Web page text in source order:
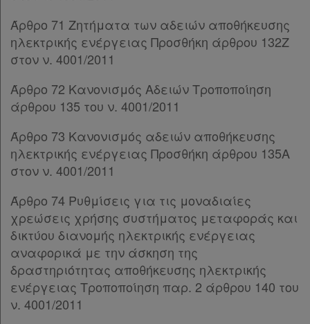
Άρθρο 34
[-]
Παρ.1
Παρ.2
Παρ.4
Άρθρο 35
[-]
Παρ.1
Παρ.2
Παρ.3
Παρ.5
Παρ.6
Παρ.7
Άρθρο 36 [-]
Παρ.1
Παρ.2
Άρθρο 71 Ζητήματα των αδειών αποθήκευσης
ηλεκτρικής ενέργειας Προσθήκη άρθρου 132Ζ
στον ν. 4001/2011
Άρθρο 72 Κανονισμός Αδειών Τροποποίηση
άρθρου 135 του ν. 4001/2011
Άρθρο 73 Κανονισμός αδειών αποθήκευσης
ηλεκτρικής ενέργειας Προσθήκη άρθρου 135Α
στον ν. 4001/2011
Άρθρο 74 Ρυθμίσεις για τις μοναδιαίες
χρεώσεις χρήσης συστήματος μεταφοράς και
δικτύου διανομής ηλεκτρικής ενέργειας
αναφορικά με την άσκηση της
δραστηριότητας αποθήκευσης ηλεκτρικής
ενέργειας Τροποποίηση παρ. 2 άρθρου 140 του
ν. 4001/2011